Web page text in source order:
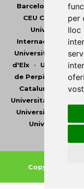
per
lloc
Barcelona
CEU Cardenal
Universitat de
Internacional de
Universitat de
d'Elx• Universitat
de Perpinyà Via
Catalunya
Universitat Pompeu
Universitat Rovira i
Universitat de
Copyright ©